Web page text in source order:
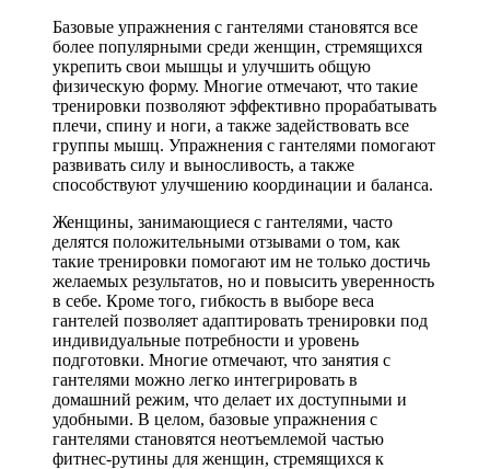
Базовые упражнения с гантелями становятся все
более популярными среди женщин, стремящихся
укрепить свои мышцы и улучшить общую
физическую форму. Многие отмечают, что такие
тренировки позволяют эффективно прорабатывать
плечи, спину и ноги, а также задействовать все
группы мышц. Упражнения с гантелями помогают
развивать силу и выносливость, а также
способствуют улучшению координации и баланса.
Женщины, занимающиеся с гантелями, часто
делятся положительными отзывами о том, как
такие тренировки помогают им не только достичь
желаемых результатов, но и повысить уверенность
в себе. Кроме того, гибкость в выборе веса
гантелей позволяет адаптировать тренировки под
индивидуальные потребности и уровень
подготовки. Многие отмечают, что занятия с
гантелями можно легко интегрировать в
домашний режим, что делает их доступными и
удобными. В целом, базовые упражнения с
гантелями становятся неотъемлемой частью
фитнес-рутины для женщин, стремящихся к